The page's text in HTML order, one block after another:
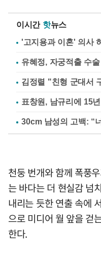
이시간 핫뉴스
'고지용과 이혼' 의사
유혜정, 자궁적출 수
김정렬 "친형 군대서
표창원, 남규리에 15
천둥 번개와 함께 폭풍
는 바다는 더 현실감 넘
내리는 듯한 연출 속에
으로 미디어 월 앞을 걷
한다.